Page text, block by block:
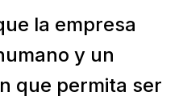
la empresa
y un
que permita ser